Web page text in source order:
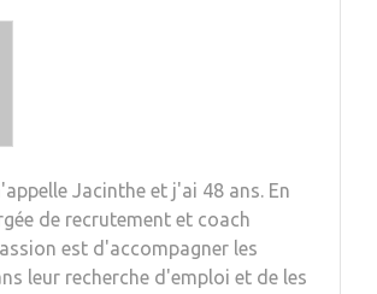
Jacinthe et j'ai 48 ans. En
de recrutement et coach
est d'accompagner les
leur recherche d'emploi et de les